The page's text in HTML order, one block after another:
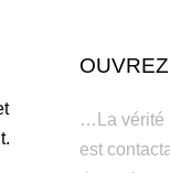
…La vérité
est